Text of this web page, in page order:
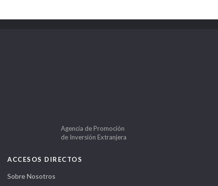
Agencia de Promoción
de Inversión Extranjera
ACCESOS DIRECTOS
Sobre Nosotros